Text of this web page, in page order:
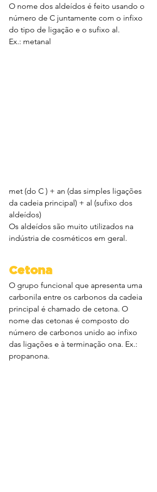
O nome dos aldeídos é feito usando o
número de C juntamente com o infixo
do tipo de ligação e o sufixo al.
Ex.: metanal
met (do C ) + an (das simples ligações
da cadeia principal) + al (sufixo dos
aldeídos)
Os aldeídos são muito utilizados na
indústria de cosméticos em geral.
Cetona
O grupo funcional que apresenta uma
carbonila entre os carbonos da cadeia
principal é chamado de cetona. O
nome das cetonas é composto do
número de carbonos unido ao infixo
das ligações e à terminação ona. Ex.:
propanona.